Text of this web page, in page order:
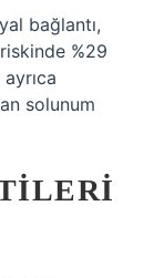
bağlantı,
%29
solunum